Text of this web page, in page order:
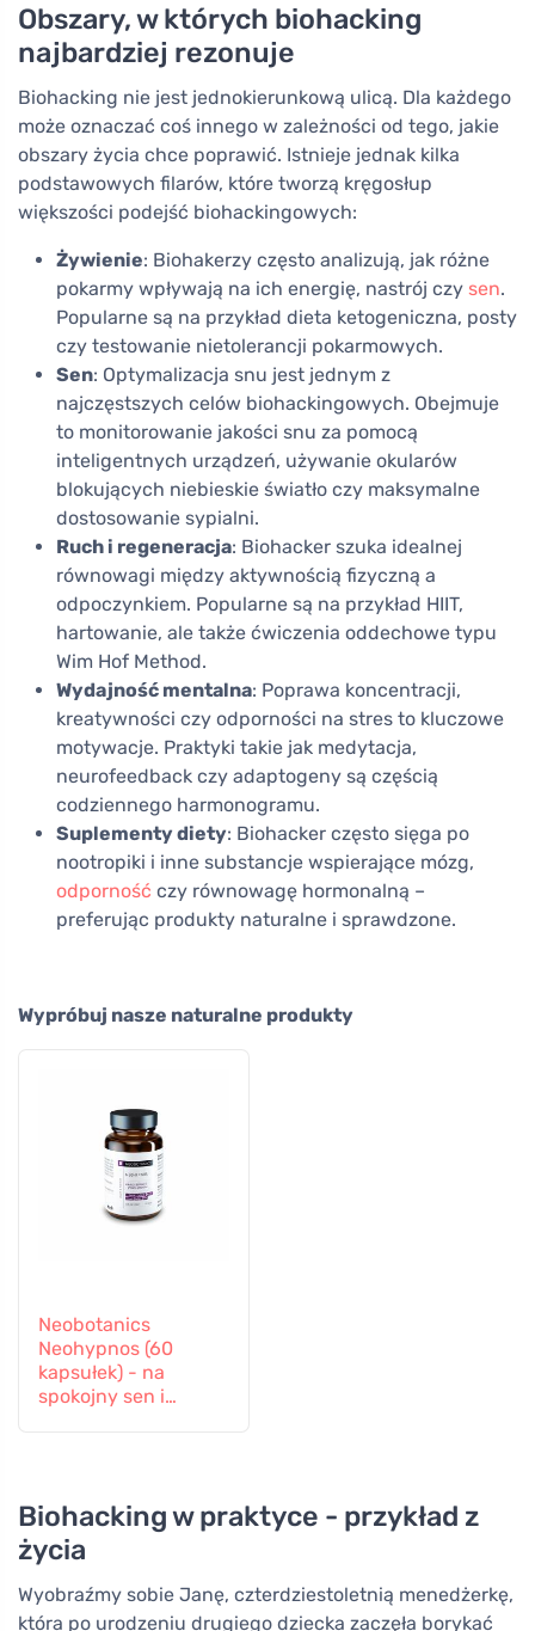
Obszary, w których biohacking
najbardziej rezonuje
Biohacking nie jest jednokierunkową ulicą. Dla każdego
może oznaczać coś innego w zależności od tego, jakie
obszary życia chce poprawić. Istnieje jednak kilka
podstawowych filarów, które tworzą kręgosłup
większości podejść biohackingowych:
Żywienie: Biohakerzy często analizują, jak różne
pokarmy wpływają na ich energię, nastrój czy sen.
Popularne są na przykład dieta ketogeniczna, posty
czy testowanie nietolerancji pokarmowych.
Sen: Optymalizacja snu jest jednym z
najczęstszych celów biohackingowych. Obejmuje
to monitorowanie jakości snu za pomocą
inteligentnych urządzeń, używanie okularów
blokujących niebieskie światło czy maksymalne
dostosowanie sypialni.
Ruch i regeneracja: Biohacker szuka idealnej
równowagi między aktywnością fizyczną a
odpoczynkiem. Popularne są na przykład HIIT,
hartowanie, ale także ćwiczenia oddechowe typu
Wim Hof Method.
Wydajność mentalna: Poprawa koncentracji,
kreatywności czy odporności na stres to kluczowe
motywacje. Praktyki takie jak medytacja,
neurofeedback czy adaptogeny są częścią
codziennego harmonogramu.
Suplementy diety: Biohacker często sięga po
nootropiki i inne substancje wspierające mózg,
odporność czy równowagę hormonalną –
preferując produkty naturalne i sprawdzone.
Wypróbuj nasze naturalne produkty
Neobotanics
Neohypnos (60
kapsułek) - na
spokojny sen i
Biohacking w praktyce - przykład z
życia
Wyobraźmy sobie Janę, czterdziestoletnią menedżerkę,
która po urodzeniu drugiego dziecka zaczęła borykać